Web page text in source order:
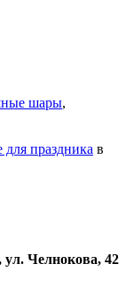
шары,
для праздника в
Челнокова, 42